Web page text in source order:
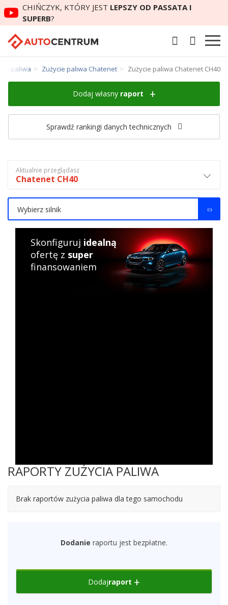
CHIŃCZYK, KTÓRY JEST LEPSZY OD PASSATA I
SUPERB?
paliwa Zużycie paliwa Chatenet Zużycie paliwa Chatenet CH40
Dodaj własny raport
Sprawdź rankingi danych technicznych
RAPORTY ZUŻYCIA PALIWA
Brak raportów zużycia paliwa dla tego samochodu
Dodanie raportu jest bezpłatne.
Dodajraport
Aktualnie przeglądasz
Chatenet CH40
Wybierz silnik
Skonfiguruj idealną
ofertę z super
finansowaniem